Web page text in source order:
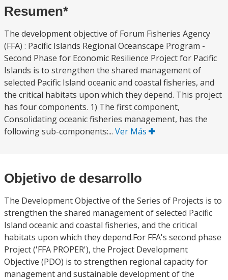
Resumen*
The development objective of Forum Fisheries Agency
(FFA) : Pacific Islands Regional Oceanscape Program -
Second Phase for Economic Resilience Project for Pacific
Islands is to strengthen the shared management of
selected Pacific Island oceanic and coastal fisheries, and
the critical habitats upon which they depend. This project
has four components. 1) The first component,
Consolidating oceanic fisheries management, has the
following sub-components:... Ver Más
Objetivo de desarrollo
The Development Objective of the Series of Projects is to
strengthen the shared management of selected Pacific
Island oceanic and coastal fisheries, and the critical
habitats upon which they depend.For FFA's second phase
Project ('FFA PROPER'), the Project Development
Objective (PDO) is to strengthen regional capacity for
management and sustainable development of the